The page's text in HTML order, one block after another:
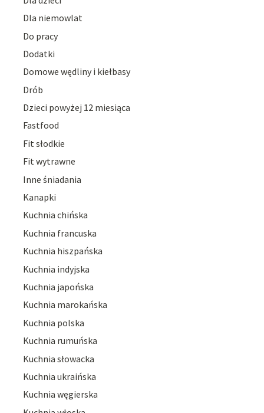
Dla niemowlat
Do pracy
Dodatki
Domowe wędliny i kiełbasy
Drób
Dzieci powyżej 12 miesiąca
Fastfood
Fit słodkie
Fit wytrawne
Inne śniadania
Kanapki
Kuchnia chińska
Kuchnia francuska
Kuchnia hiszpańska
Kuchnia indyjska
Kuchnia japońska
Kuchnia marokańska
Kuchnia polska
Kuchnia rumuńska
Kuchnia słowacka
Kuchnia ukraińska
Kuchnia węgierska